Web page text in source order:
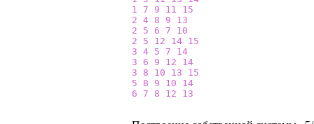
1
7 9 11
15
2 4 8 9
13
2
5 6 7
10
2
5 12 14 15
3 4 5 7
14
3
6 9 12
14
3
8 10 13
15
5
8 9 10
14
6
7 8 12 13